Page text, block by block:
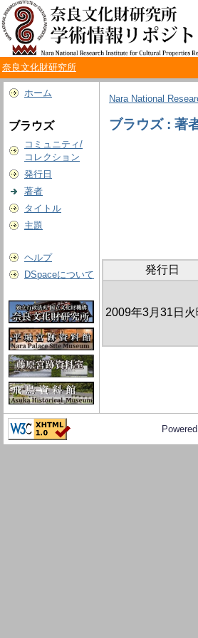
奈良文化財研究所
ホーム
ブラウズ
コミュニティ/
コレクション
発行日
著者
タイトル
主題
ヘルプ
DSpaceについて
Nara National
ブラウズ : 著
発行日
2009年3月31日火